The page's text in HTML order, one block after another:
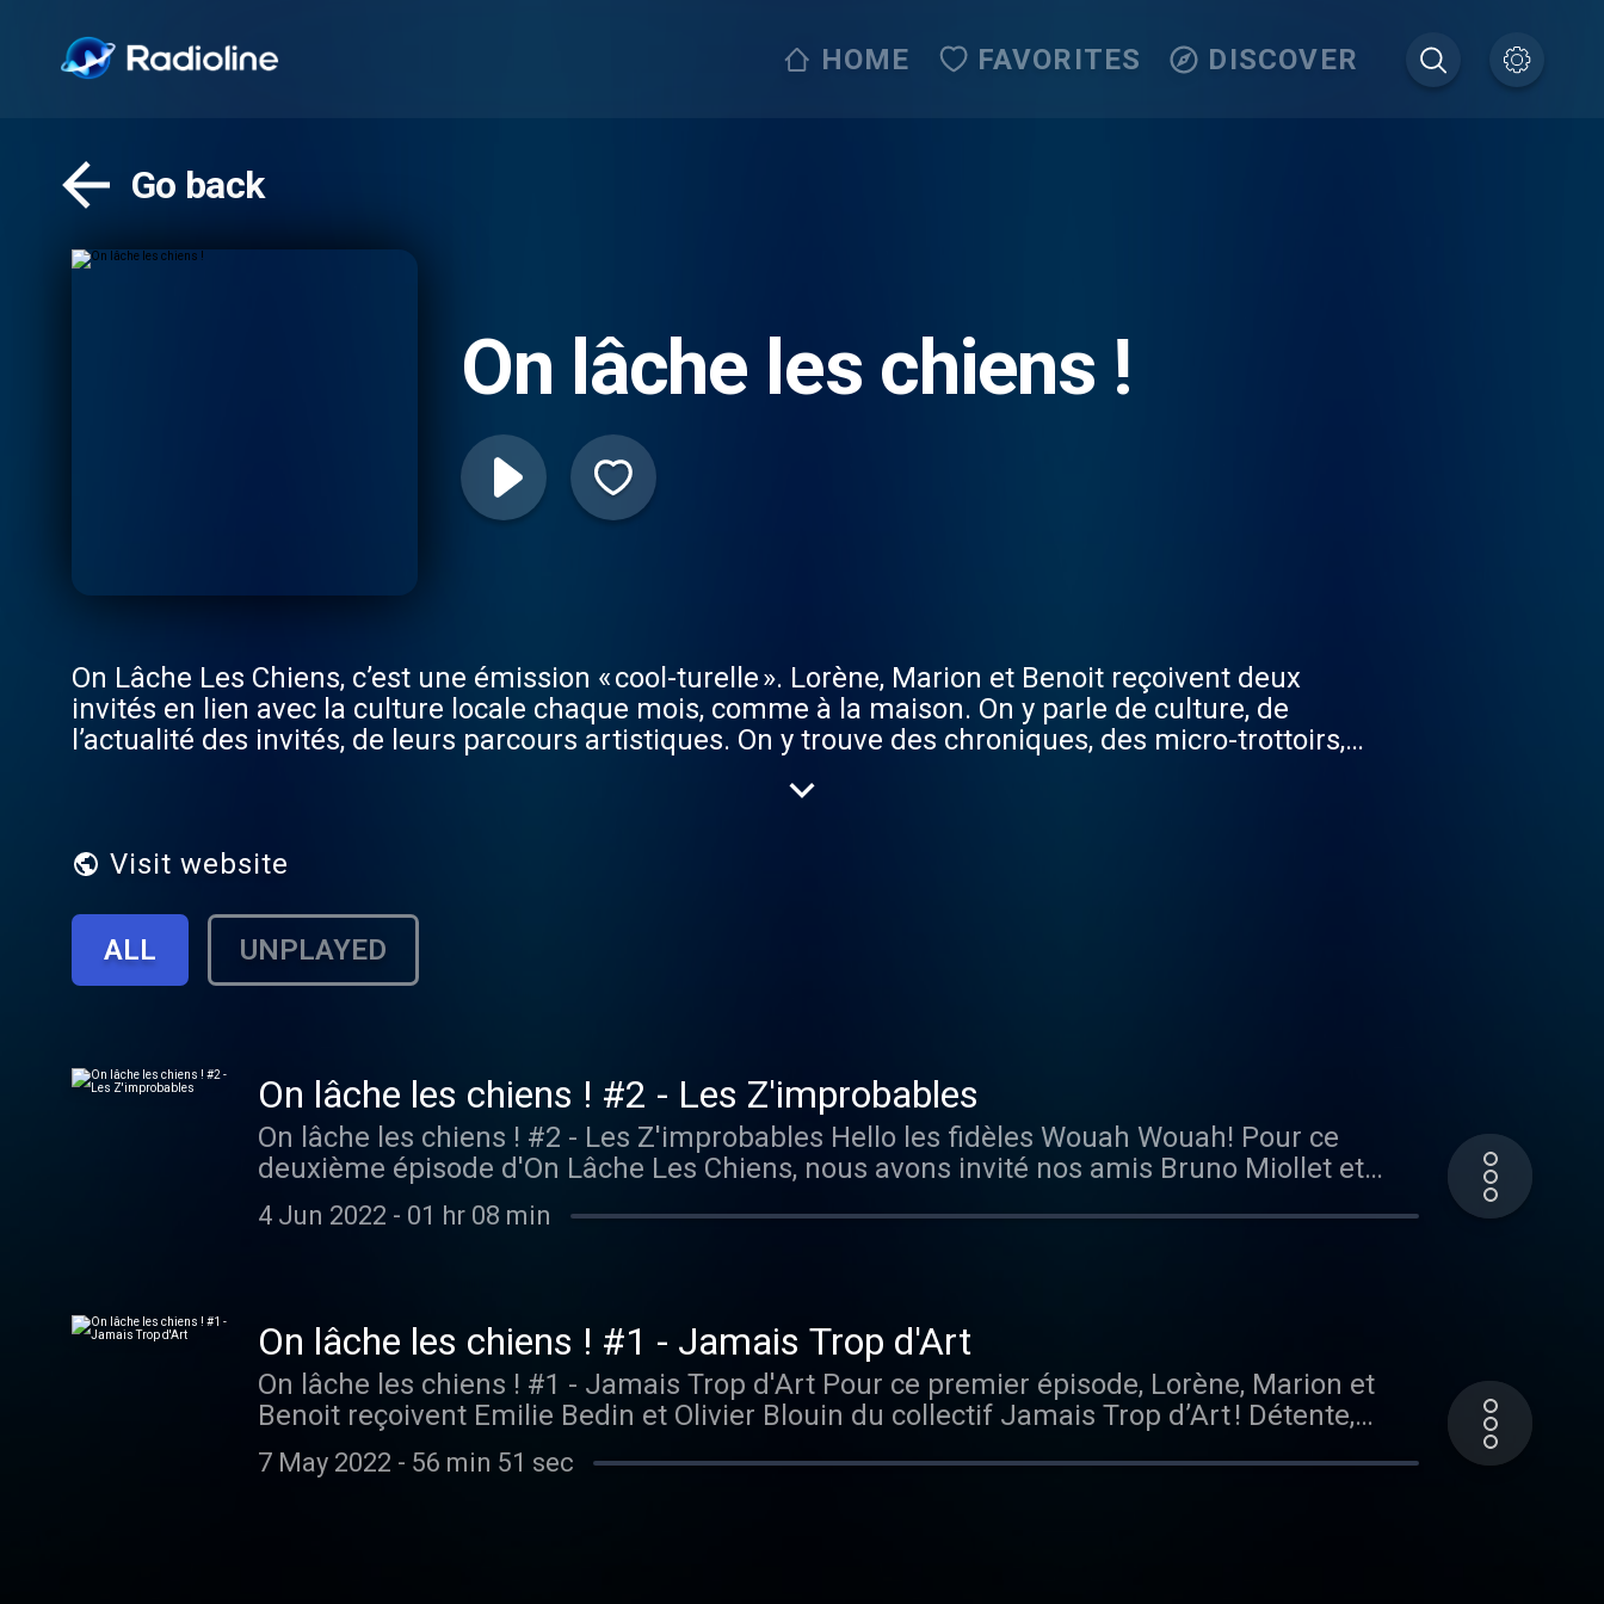
HOME FAVORITES DISCOVER
Go back
On lâche les chiens !
On Lâche Les Chiens, c’est une émission « cool-turelle ». Lorène, Marion et Benoit reçoivent deux
invités en lien avec la culture locale chaque mois, comme à la maison. On y parle de culture, de
l’actualité des invités, de leurs parcours artistiques. On y trouve des chroniques, des micro-trottoirs,
Visit website
ALL UNPLAYED
On lâche les chiens ! #2 - Les Z'improbables
On lâche les chiens ! #2 - Les Z'improbables Hello les fidèles Wouah Wouah! Pour ce
deuxième épisode d'On Lâche Les Chiens, nous avons invité nos amis Bruno Miollet et
Cécile Soulard, respectivement président et ex-présidente de la troupe d'improvisation
"Les Z'Improbables". Au sommaire: des rires, des apéricubes, un micro-trottoir
4 Jun 2022 - 01 hr 08 min
On lâche les chiens ! #1 - Jamais Trop d'Art
On lâche les chiens ! #1 - Jamais Trop d'Art Pour ce premier épisode, Lorène, Marion et
Benoit reçoivent Emilie Bedin et Olivier Blouin du collectif Jamais Trop d’Art ! Détente,
rigolades, souvenirs sont à l’honneur… Mais aussi Sochaux, Joe Dassin, Jean-Pierre
Pernault et Fabcaro. Wouaf !
7 May 2022 - 56 min 51 sec